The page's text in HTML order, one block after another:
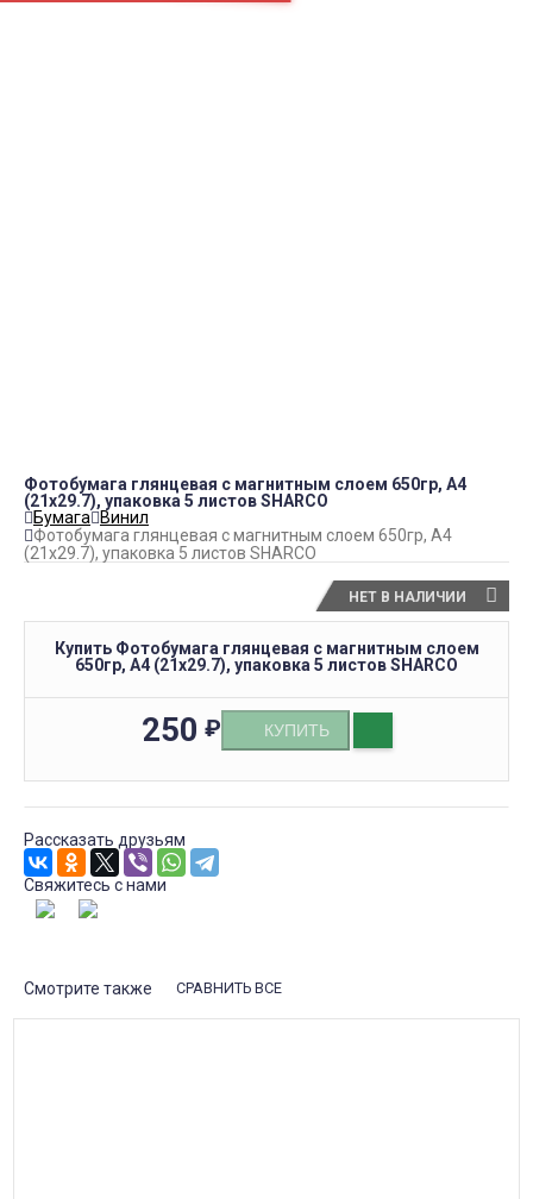
Фотобумага глянцевая с магнитным слоем 650гр, А4
(21х29.7), упаковка 5 листов SHARCO
Бумага
Винил
Фотобумага глянцевая с магнитным слоем 650гр, А4
(21х29.7), упаковка 5 листов SHARCO
НЕТ В НАЛИЧИИ
Купить Фотобумага глянцевая с магнитным слоем
650гр, А4 (21х29.7), упаковка 5 листов SHARCO
250 ₽ КУПИТЬ
Рассказать друзьям
Свяжитесь с нами
Смотрите также СРАВНИТЬ ВСЕ